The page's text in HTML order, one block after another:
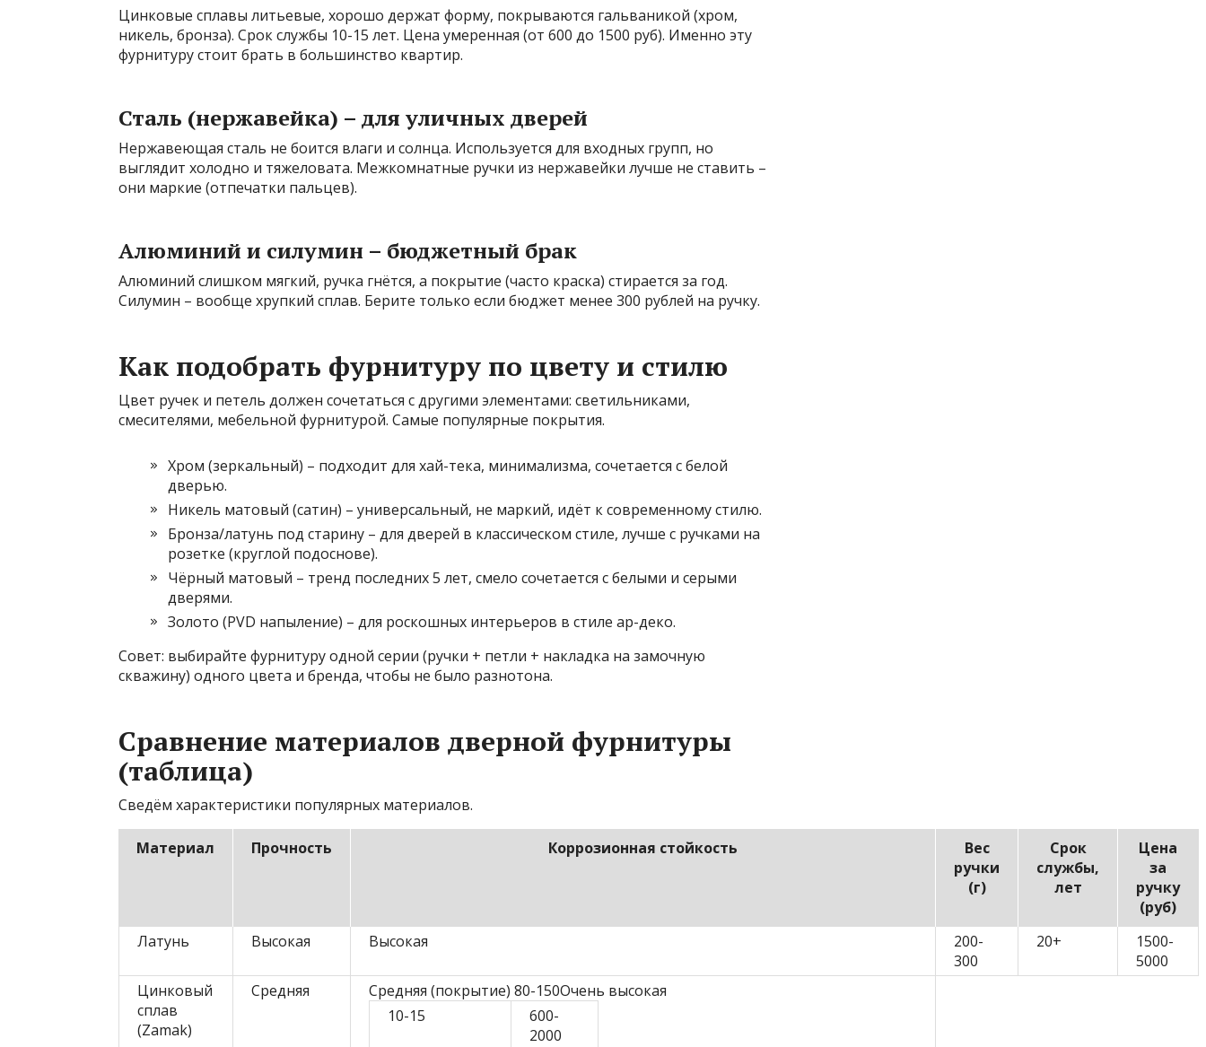
Цинковые сплавы литьевые, хорошо держат форму, покрываются гальваникой (хром,
никель, бронза). Срок службы 10-15 лет. Цена умеренная (от 600 до 1500 руб). Именно эту
фурнитуру стоит брать в большинство квартир.
Сталь (нержавейка) – для уличных дверей
Нержавеющая сталь не боится влаги и солнца. Используется для входных групп, но
выглядит холодно и тяжеловата. Межкомнатные ручки из нержавейки лучше не ставить –
они маркие (отпечатки пальцев).
Алюминий и силумин – бюджетный брак
Алюминий слишком мягкий, ручка гнётся, а покрытие (часто краска) стирается за год.
Силумин – вообще хрупкий сплав. Берите только если бюджет менее 300 рублей на ручку.
Как подобрать фурнитуру по цвету и стилю
Цвет ручек и петель должен сочетаться с другими элементами: светильниками,
смесителями, мебельной фурнитурой. Самые популярные покрытия.
Хром (зеркальный) – подходит для хай-тека, минимализма, сочетается с белой
дверью.
Никель матовый (сатин) – универсальный, не маркий, идёт к современному стилю.
Бронза/латунь под старину – для дверей в классическом стиле, лучше с ручками на
розетке (круглой подоснове).
Чёрный матовый – тренд последних 5 лет, смело сочетается с белыми и серыми
дверями.
Золото (PVD напыление) – для роскошных интерьеров в стиле ар-деко.
Совет: выбирайте фурнитуру одной серии (ручки + петли + накладка на замочную
скважину) одного цвета и бренда, чтобы не было разнотона.
Сравнение материалов дверной фурнитуры
(таблица)
Сведём характеристики популярных материалов.
Материал Прочность Коррозионная стойкость
Вес
ручки
(г)
Срок
службы,
лет
Цена
за
ручку
(руб)
Латунь
Высокая Высокая
200-
300
20+
1500-
5000
Цинковый
сплав
(Zamak)
Средняя
Средняя (покрытие) 80-150Очень высокая
10-15
600-
2000